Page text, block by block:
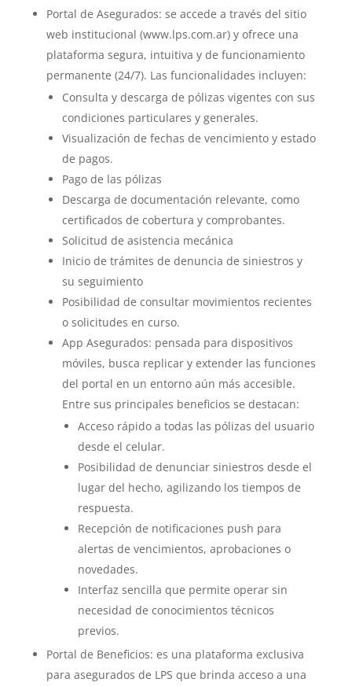
Portal de Asegurados: se accede a través del sitio
web institucional (www.lps.com.ar) y ofrece una
plataforma segura, intuitiva y de funcionamiento
permanente (24/7). Las funcionalidades incluyen:
Consulta y descarga de pólizas vigentes con sus
condiciones particulares y generales.
Visualización de fechas de vencimiento y estado
de pagos.
Pago de las pólizas
Descarga de documentación relevante, como
certificados de cobertura y comprobantes.
Solicitud de asistencia mecánica
Inicio de trámites de denuncia de siniestros y
su seguimiento
Posibilidad de consultar movimientos recientes
o solicitudes en curso.
App Asegurados: pensada para dispositivos
móviles, busca replicar y extender las funciones
del portal en un entorno aún más accesible.
Entre sus principales beneficios se destacan:
Acceso rápido a todas las pólizas del usuario
desde el celular.
Posibilidad de denunciar siniestros desde el
lugar del hecho, agilizando los tiempos de
respuesta.
Recepción de notificaciones push para
alertas de vencimientos, aprobaciones o
novedades.
Interfaz sencilla que permite operar sin
necesidad de conocimientos técnicos
previos.
Portal de Beneficios: es una plataforma exclusiva
para asegurados de LPS que brinda acceso a una